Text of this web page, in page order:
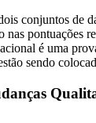
conjuntos de
nas pontuações
é uma
sendo